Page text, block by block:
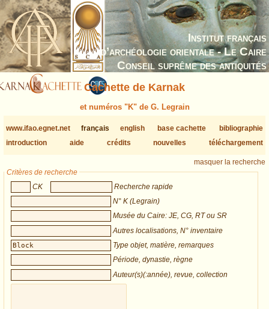
Institut français
d’archéologie orientale - Le Caire
Conseil suprême des antiquités
Cachette de Karnak
et numéros "K" de G. Legrain
www.ifao.egnet.net français english base cachette
bibliographie
introduction
aide crédits nouvelles téléchargement
masquer la recherche
Critères de recherche
CK
Recherche rapide
N° K (Legrain)
Musée du Caire: JE, CG, RT ou SR
Autres localisations, N° inventaire
Type objet, matière, remarques
Période, dynastie, règne
Auteur(s)(:année), revue, collection